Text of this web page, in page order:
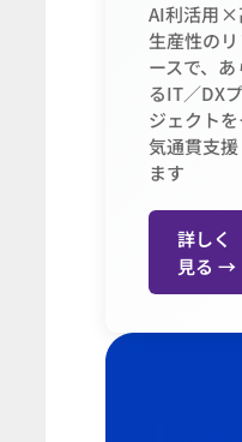
AI利活用×
生産性のリ
ースで、あ
るIT／DX
ジェクト
気通貫支
ます
詳しく
見る →